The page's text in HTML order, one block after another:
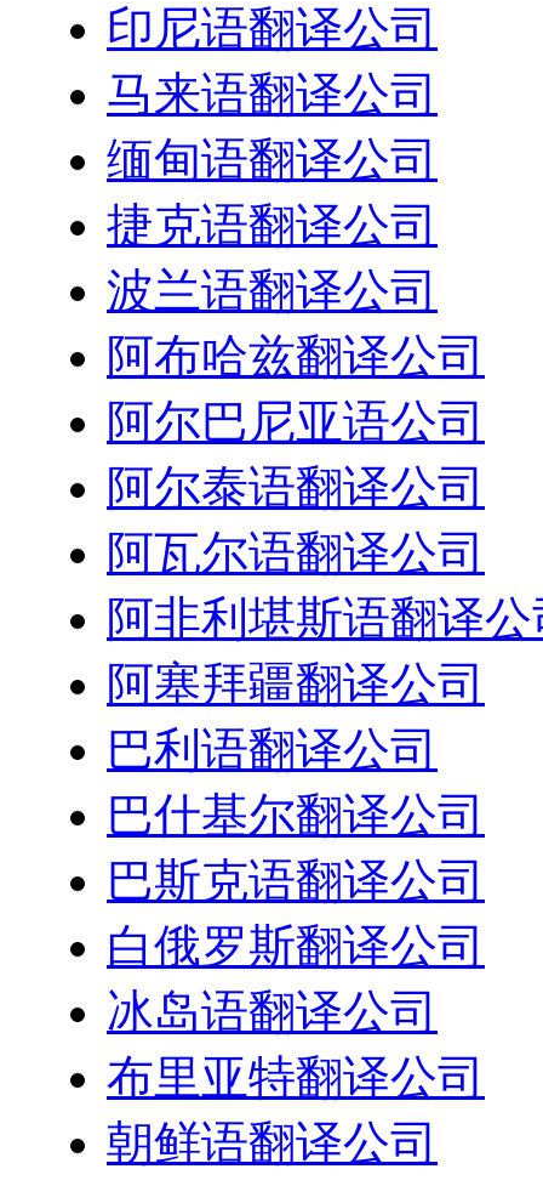
印尼语翻译公司
马来语翻译公司
缅甸语翻译公司
捷克语翻译公司
波兰语翻译公司
阿布哈兹翻译公司
阿尔巴尼亚语公司
阿尔泰语翻译公司
阿瓦尔语翻译公司
阿非利堪斯语翻译公
阿塞拜疆翻译公司
巴利语翻译公司
巴什基尔翻译公司
巴斯克语翻译公司
白俄罗斯翻译公司
冰岛语翻译公司
布里亚特翻译公司
朝鲜语翻译公司